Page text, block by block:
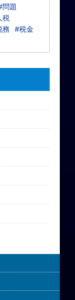
問題
税
務
#税金